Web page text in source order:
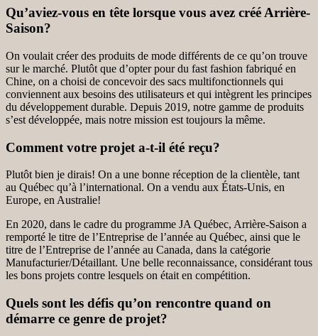
Qu’aviez-vous en tête lorsque vous avez créé Arrière-
Saison?
On voulait créer des produits de mode différents de ce qu’on trouve
sur le marché. Plutôt que d’opter pour du fast fashion fabriqué en
Chine, on a choisi de concevoir des sacs multifonctionnels qui
conviennent aux besoins des utilisateurs et qui intègrent les principes
du développement durable. Depuis 2019, notre gamme de produits
s’est développée, mais notre mission est toujours la même.
Comment votre projet a-t-il été reçu?
Plutôt bien je dirais! On a une bonne réception de la clientèle, tant
au Québec qu’à l’international. On a vendu aux États-Unis, en
Europe, en Australie!
En 2020, dans le cadre du programme JA Québec, Arrière-Saison a
remporté le titre de l’Entreprise de l’année au Québec, ainsi que le
titre de l’Entreprise de l’année au Canada, dans la catégorie
Manufacturier/Détaillant. Une belle reconnaissance, considérant tous
les bons projets contre lesquels on était en compétition.
Quels sont les défis qu’on rencontre quand on
démarre ce genre de projet?